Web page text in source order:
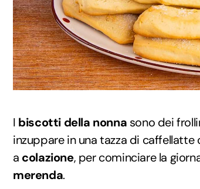
I biscotti della nonna sono dei
inzuppare in una tazza di
a colazione, per cominciare la
merenda.